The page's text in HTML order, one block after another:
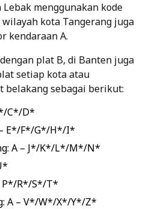
Lebak menggunakan kode
kota Tangerang juga
kendaraan A.
plat B, di Banten juga
setiap kota atau
belakang sebagai berikut:
C*/D*
E*/F*/G*/H*/I*
A – J*/K*/L*/M*/N*
P*/R*/S*/T*
A – V*/W*/X*/Y*/Z*